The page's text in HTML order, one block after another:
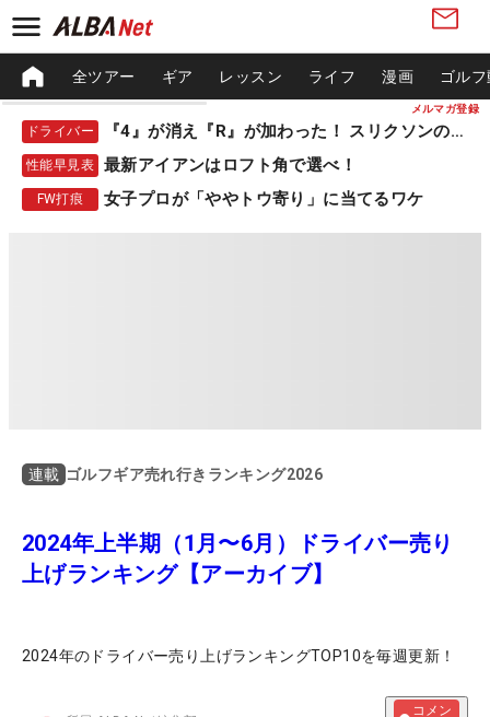
メルマガ登録
全ツアー ギア レッスン ライフ 漫画 ゴル
ドライバー 『4』が消え『R』が加わった！ スリクソンの新作
性能早見表 最新アイアンはロフト角で選べ！
FW打痕 女子プロが「ややトウ寄り」に当てるワケ
連載 ゴルフギア売れ行きランキング2026
2024年上半期（1月〜6月）ドライバー売り
上げランキング【アーカイブ】
2024年のドライバー売り上げランキングTOP10を毎週更新！
コメン